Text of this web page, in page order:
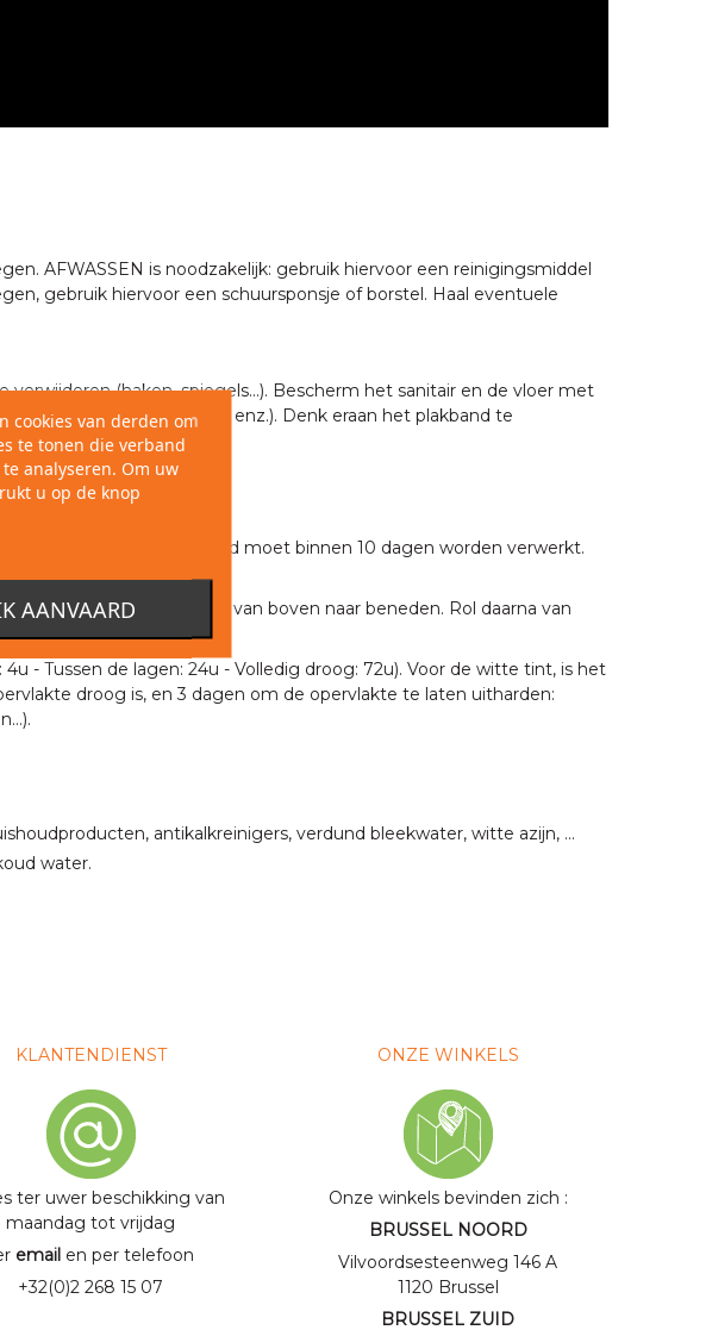
AFWASSEN is noodzakelijk: gebruik hiervoor een reinigingsmiddel
gebruik hiervoor een schuursponsje of borstel. Haal eventuele
(haken, spiegels...). Bescherm het sanitair en de vloer met
en knopjes, kranen, enz.). Denk eraan het plakband te
zie
het additief is toegevoegd moet binnen 10 dagen worden verwerkt.
op de rol, en rol ze uit van boven naar beneden. Rol daarna van
resultaat.
- Tussen de lagen: 24u - Volledig droog: 72u). Voor de witte tint, is het
droog is, en 3 dagen om de opervlakte te laten uitharden:
antikalkreinigers, verdund bleekwater, witte azijn, …
water.
KLANTENDIENST
ter uwer beschikking van
maandag tot vrijdag
emailen per telefoon
+32(0)2 268 15 07
ONZE WINKELS
Onze winkels bevinden zich :
BRUSSEL NOORD
Vilvoordsesteenweg 146 A
1120 Brussel
BRUSSEL ZUID
cookies van derden om
te tonen die verband
analyseren. Om uw
u op de knop
AANVAARD